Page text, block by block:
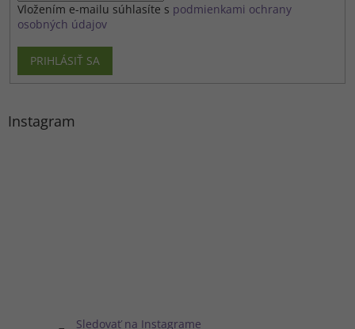
Vložením e-mailu súhlasíte s podmienkami ochrany
osobných údajov
PRIHLÁSIŤ SA
Instagram
Sledovať na Instagrame